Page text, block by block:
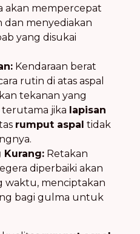
akan mempercepat
dan menyediakan
yang disukai
Kendaraan berat
rutin di atas aspal
tekanan yang
jika lapisan
rumput aspal tidak
Kurang: Retakan
diperbaiki akan
waktu, menciptakan
bagi gulma untuk